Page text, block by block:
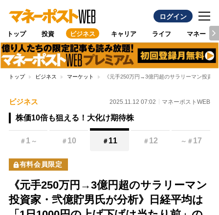
ログイン
トップ 投資 ビジネス キャリア ライフ マネー
トップ ビジネス マーケット 《元手250万円→3億円超のサラリーマン投資
ビジネス 2025.11.12 07:02 マネーポストWEB
株価10倍も狙える！大化け期待株
＃ 1 ～ ＃ 10 ＃ 11 ＃ 12 ～ ＃ 17
有料会員限定
《元手250万円→3億円超のサラリーマン
投資家・弐億貯男氏が分析》日経平均は